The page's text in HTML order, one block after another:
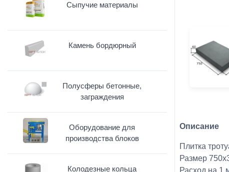
Описание
Плитка
Размер
Расход на 1
Сыпучие материалы
Камень бордюрный
Полусферы бетонные,
заграждения
Оборудование для
производства блоков
Колодезные кольца